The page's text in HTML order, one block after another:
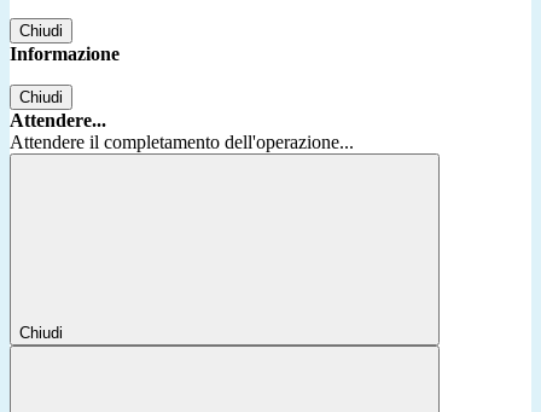
Chiudi
Informazione
Chiudi
Attendere...
Attendere il completamento dell'operazione...
Chiudi